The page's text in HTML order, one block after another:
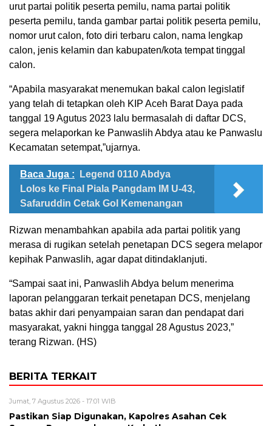
urut partai politik peserta pemilu, nama partai politik
peserta pemilu, tanda gambar partai politik peserta pemilu,
nomor urut calon, foto diri terbaru calon, nama lengkap
calon, jenis kelamin dan kabupaten/kota tempat tinggal
calon.
“Apabila masyarakat menemukan bakal calon legislatif
yang telah di tetapkan oleh KIP Aceh Barat Daya pada
tanggal 19 Agutus 2023 lalu bermasalah di daftar DCS,
segera melaporkan ke Panwaslih Abdya atau ke Panwaslu
Kecamatan setempat,”ujarnya.
Baca Juga :
Legend 0110 Abdya
Lolos ke Final Piala Pangdam IM U-43,
Safaruddin Cetak Gol Kemenangan
Rizwan menambahkan apabila ada partai politik yang
merasa di rugikan setelah penetapan DCS segera melapor
kepihak Panwaslih, agar dapat ditindaklanjuti.
“Sampai saat ini, Panwaslih Abdya belum menerima
laporan pelanggaran terkait penetapan DCS, menjelang
batas akhir dari penyampaian saran dan pendapat dari
masyarakat, yakni hingga tanggal 28 Agustus 2023,”
terang Rizwan. (HS)
BERITA TERKAIT
Jumat, 7 Agustus 2026 - 17:01 WIB
Pastikan Siap Digunakan, Kapolres Asahan Cek